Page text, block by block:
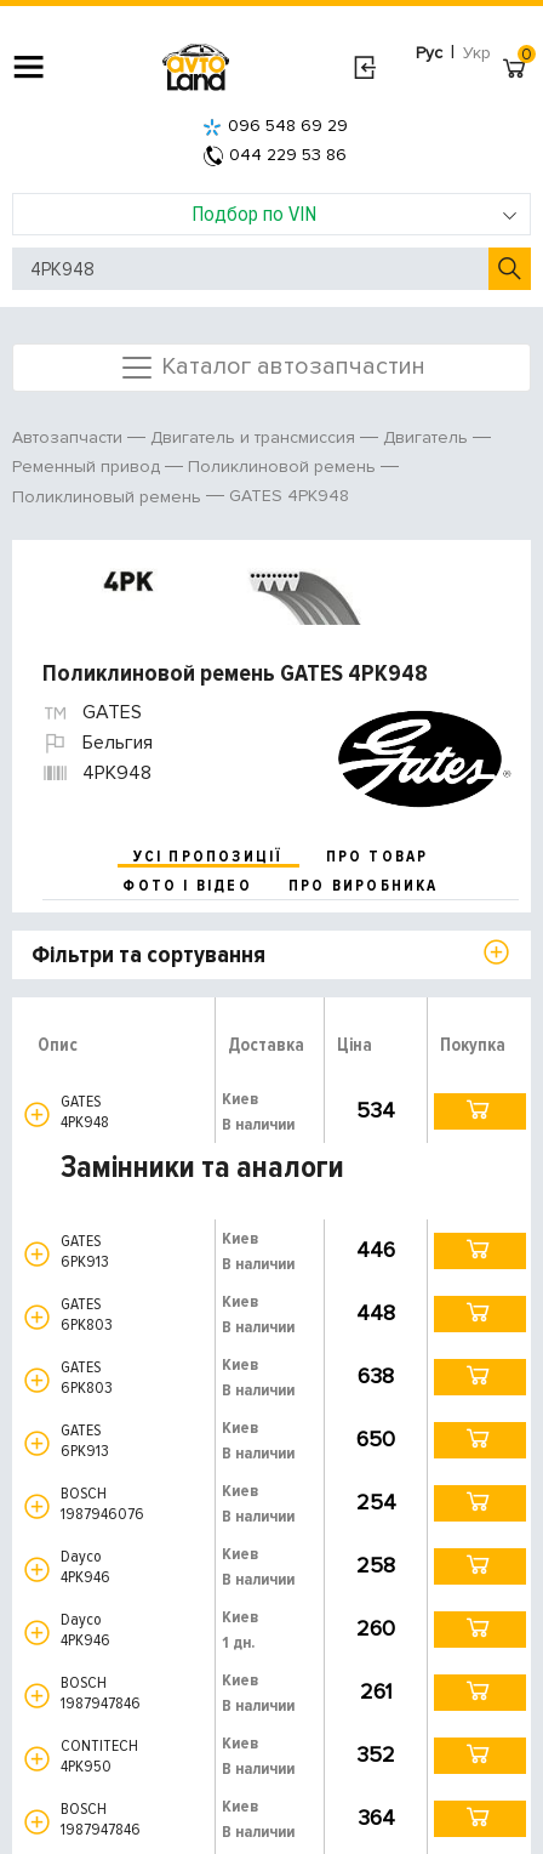
Рус | Укр
Подбор по VIN
096 548 69 29
044 229 53 86
0
Каталог автозапчастин
Автозапчасти Двигатель и трансмиссия
Двигатель
Ременный привод
Поликлиновой ремень
Поликлиновый ремень
GATES 4PK948
Поликлиновой ремень GATES 4PK948
GATES
Бельгия
4PK948
УСІ ПРОПОЗИЦІЇ
ПРО ТОВАР
ФОТО І ВІДЕО
ПРО ВИРОБНИКА
Фільтри та сортування
Опис Доставка Ціна Покупка
GATES
4PK948
Киев
В наличии
534
Замінники та аналоги
GATES
6PK913
Киев
В наличии
446
GATES
6PK803
Киев
В наличии
448
GATES
6PK803
Киев
В наличии
638
GATES
6PK913
Киев
В наличии
650
BOSCH
1987946076
Киев
В наличии
254
Dayco
4PK946
Киев
В наличии
258
Dayco
4PK946
Киев
1 дн.
260
BOSCH
1987947846
Киев
В наличии
261
CONTITECH
4PK950
Киев
В наличии
352
BOSCH
1987947846
Киев
В наличии
364